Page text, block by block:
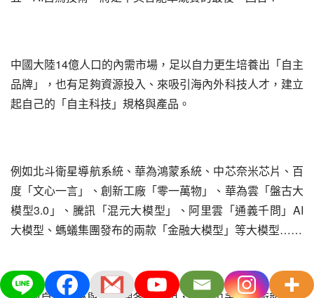
中國大陸14億人口的內需市場，足以自力更生培養出「自主
品牌」，也有足夠資源投入、來吸引海內外科技人才，建立
起自己的「自主科技」規格與產品。
例如北斗衛星導航系統、華為鴻蒙系統、中芯奈米芯片、百
度「文心一言」、創新工廠「零一萬物」、華為雲「盤古大
模型3.0」、騰訊「混元大模型」、阿里雲「通義千問」AI
大模型、螞蟻集團發布的兩款「金融大模型」等大模型……